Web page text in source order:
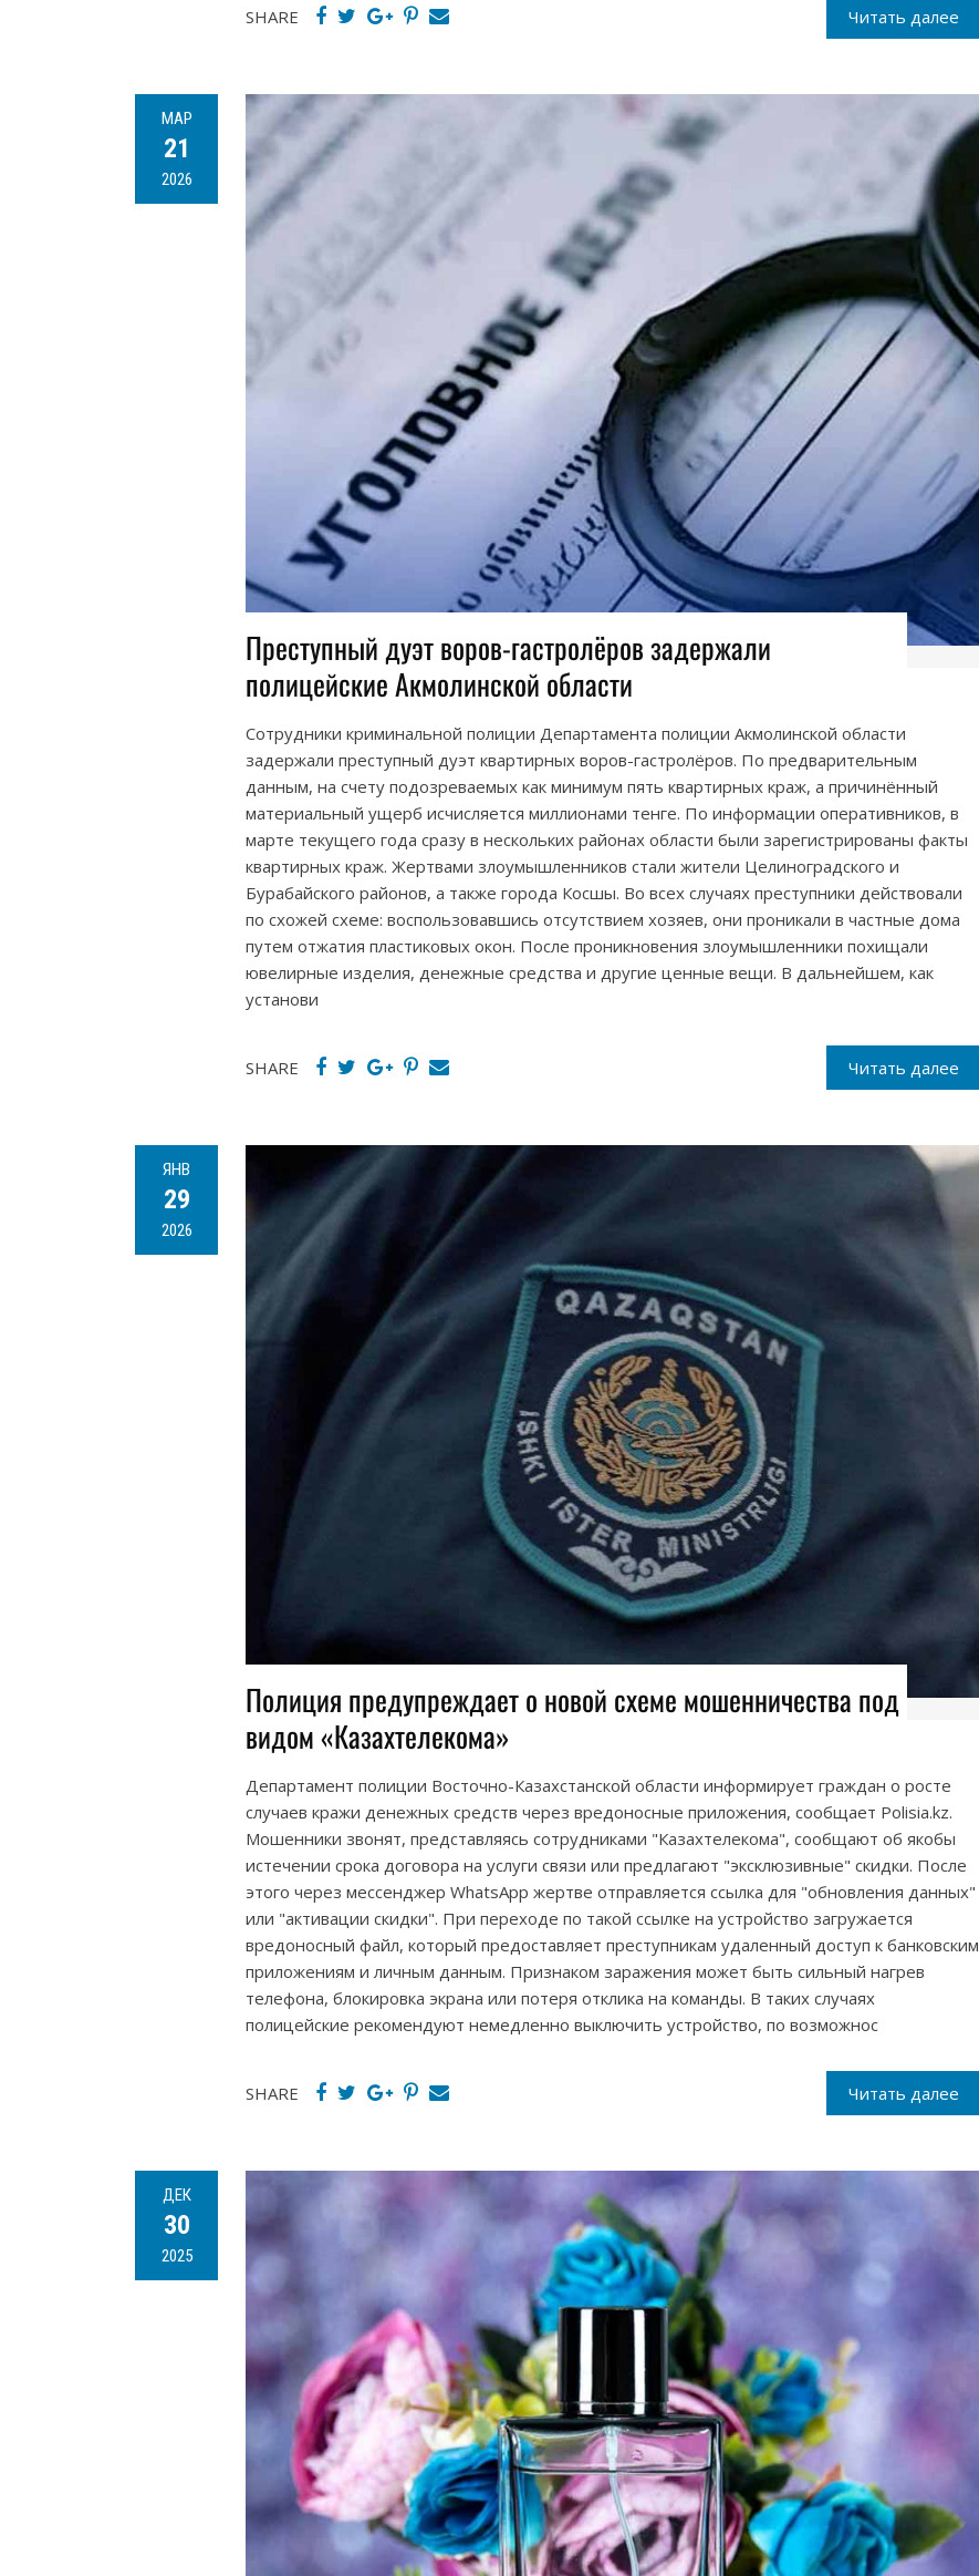
Читать далее
SHARE
МАР
21
2026
Преступный дуэт воров-гастролёров задержали
полицейские Акмолинской области
Сотрудники криминальной полиции Департамента полиции Акмолинской области
задержали преступный дуэт квартирных воров-гастролёров. По предварительным
данным, на счету подозреваемых как минимум пять квартирных краж, а причинённый
материальный ущерб исчисляется миллионами тенге. По информации оперативников, в
марте текущего года сразу в нескольких районах области были зарегистрированы факты
квартирных краж. Жертвами злоумышленников стали жители Целиноградского и
Бурабайского районов, а также города Косшы. Во всех случаях преступники действовали
по схожей схеме: воспользовавшись отсутствием хозяев, они проникали в частные дома
путем отжатия пластиковых окон. После проникновения злоумышленники похищали
ювелирные изделия, денежные средства и другие ценные вещи. В дальнейшем, как
установи
Читать далее
SHARE
ЯНВ
29
2026
Полиция предупреждает о новой схеме мошенничества под
видом «Казахтелекома»
Департамент полиции Восточно-Казахстанской области информирует граждан о росте
случаев кражи денежных средств через вредоносные приложения, сообщает Polisia.kz.
Мошенники звонят, представляясь сотрудниками "Казахтелекома", сообщают об якобы
истечении срока договора на услуги связи или предлагают "эксклюзивные" скидки. После
этого через мессенджер WhatsApp жертве отправляется ссылка для "обновления данных"
или "активации скидки". При переходе по такой ссылке на устройство загружается
вредоносный файл, который предоставляет преступникам удаленный доступ к банковским
приложениям и личным данным. Признаком заражения может быть сильный нагрев
телефона, блокировка экрана или потеря отклика на команды. В таких случаях
полицейские рекомендуют немедленно выключить устройство, по возможнос
Читать далее
SHARE
ДЕК
30
2025